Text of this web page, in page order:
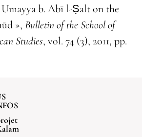
b. Abī l-Salt on the
», Bulletin of the School of
Studies, vol. 74 (3), 2011, pp.